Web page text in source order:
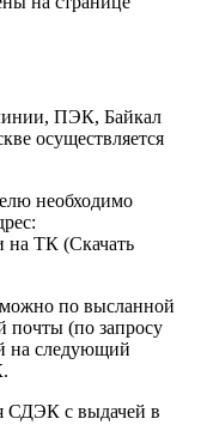
ПЭК, Байкал
осуществляется
необходимо
на ТК (Скачать
по высланной
почты (по запросу
на следующий
СДЭК с выдачей в